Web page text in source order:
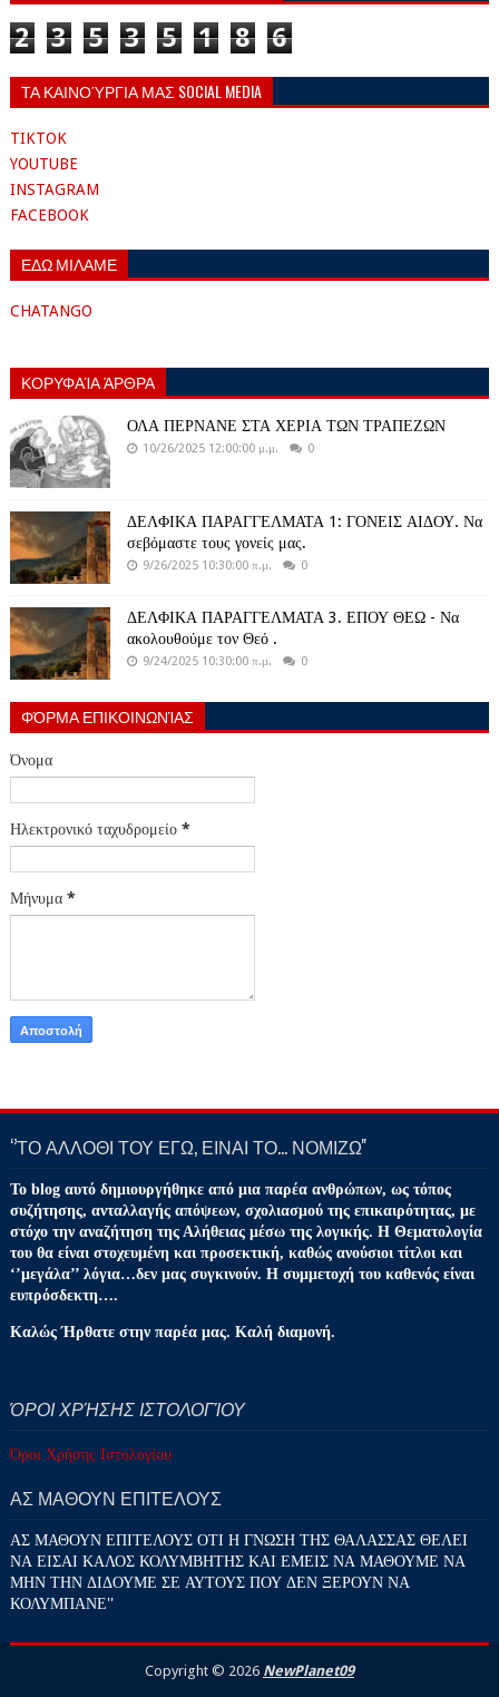
2 3 5 3 5 1 8 6
ΤΑ ΚΑΙΝΟΎΡΓΙΑ ΜΑΣ SOCIAL MEDIA
TIKTOK
YOUTUBE
INSTAGRAM
FACEBOOK
ΕΔΩ ΜΙΛΑΜΕ
CHATANGO
ΚΟΡΥΦΑΊΑ ΆΡΘΡΑ
ΟΛΑ ΠΕΡΝΑΝΕ ΣΤΑ ΧΕΡΙΑ ΤΩΝ ΤΡΑΠΕΖΩΝ
10/26/2025 12:00:00 μ.μ. 0
ΔΕΛΦΙΚΑ ΠΑΡΑΓΓΕΛΜΑΤΑ 1: ΓΟΝΕΙΣ ΑΙΔΟΥ. Να
σεβόμαστε τους γονείς μας.
9/26/2025 10:30:00 π.μ. 0
ΔΕΛΦΙΚΑ ΠΑΡΑΓΓΕΛΜΑΤΑ 3. ΕΠΟΥ ΘΕΩ - Να
ακολουθούμε τον Θεό .
9/24/2025 10:30:00 π.μ. 0
ΦΌΡΜΑ ΕΠΙΚΟΙΝΩΝΊΑΣ
Όνομα
Ηλεκτρονικό ταχυδρομείο *
Μήνυμα *
‘’ΤΟ ΑΛΛΟΘΙ ΤΟΥ ΕΓΩ, ΕΙΝΑΙ ΤΟ… ΝΟΜΙΖΩ''
Το blog αυτό δημιουργήθηκε από μια παρέα ανθρώπων, ως τόπος
συζήτησης, ανταλλαγής απόψεων, σχολιασμού της επικαιρότητας, με
στόχο την αναζήτηση της Αλήθειας μέσω της λογικής. Η Θεματολογία
του θα είναι στοχευμένη και προσεκτική, καθώς ανούσιοι τίτλοι και
‘’μεγάλα’’ λόγια…δεν μας συγκινούν. Η συμμετοχή του καθενός είναι
ευπρόσδεκτη….
Καλώς Ήρθατε στην παρέα μας. Καλή διαμονή.
ΌΡΟΙ ΧΡΉΣΗΣ ΙΣΤΟΛΟΓΊΟΥ
Όροι Χρήσης Ιστολογίου
ΑΣ ΜΑΘΟΥΝ ΕΠΙΤΕΛΟΥΣ
ΑΣ ΜΑΘΟΥΝ ΕΠΙΤΕΛΟΥΣ ΟΤΙ Η ΓΝΩΣΗ ΤΗΣ ΘΑΛΑΣΣΑΣ ΘΕΛΕΙ
ΝΑ ΕΙΣΑΙ ΚΑΛΟΣ ΚΟΛΥΜΒΗΤΗΣ ΚΑΙ ΕΜΕΙΣ ΝΑ ΜΑΘΟΥΜΕ ΝΑ
ΜΗΝ ΤΗΝ ΔΙΔΟΥΜΕ ΣΕ ΑΥΤΟΥΣ ΠΟΥ ΔΕΝ ΞΕΡΟΥΝ ΝΑ
ΚΟΛΥΜΠΑΝΕ''
Copyright © 2026 NewPlanet09